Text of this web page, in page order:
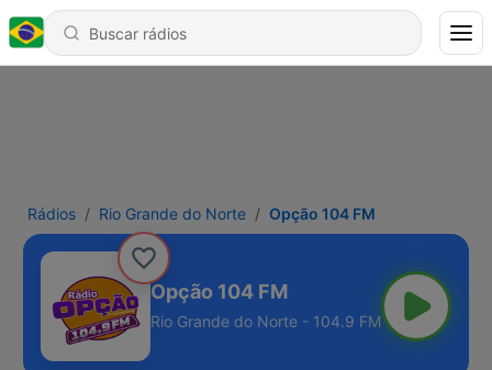
Rádios Rio Grande do Norte Opção 104 FM
Opção 104 FM
Rio Grande do Norte - 104.9 FM